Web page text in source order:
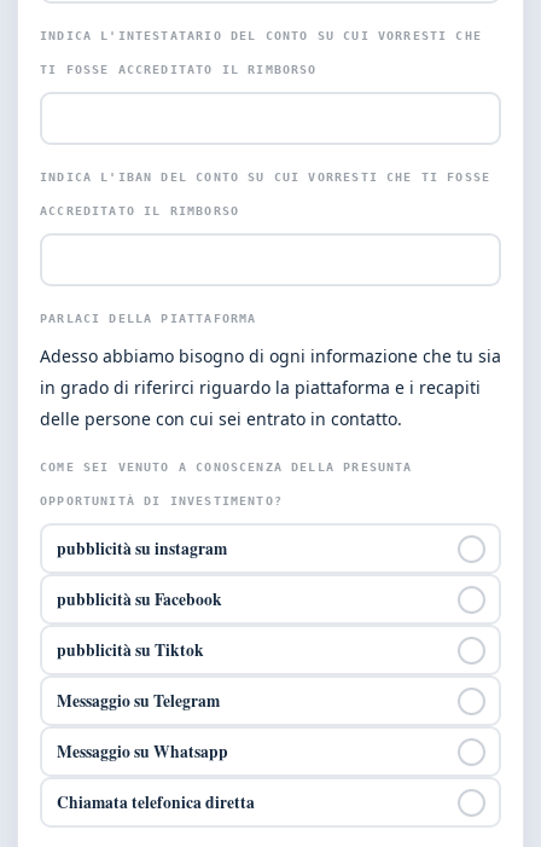
INDICA L'INTESTATARIO DEL CONTO SU CUI VORRESTI CHE
TI FOSSE ACCREDITATO IL RIMBORSO
INDICA L'IBAN DEL CONTO SU CUI VORRESTI CHE TI FOSSE
ACCREDITATO IL RIMBORSO
PARLACI DELLA PIATTAFORMA
Adesso abbiamo bisogno di ogni informazione che tu sia
in grado di riferirci riguardo la piattaforma e i recapiti
delle persone con cui sei entrato in contatto.
COME SEI VENUTO A CONOSCENZA DELLA PRESUNTA
OPPORTUNITÀ DI INVESTIMENTO?
pubblicità su instagram
pubblicità su Facebook
pubblicità su Tiktok
Messaggio su Telegram
Messaggio su Whatsapp
Chiamata telefonica diretta